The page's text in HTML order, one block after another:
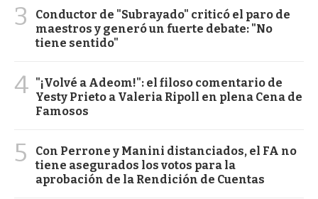
3
Conductor de "Subrayado" criticó el paro de
maestros y generó un fuerte debate: "No
tiene sentido"
4 "¡Volvé a Adeom!": el filoso comentario de
Yesty Prieto a Valeria Ripoll en plena Cena de
Famosos
5
Con Perrone y Manini distanciados, el FA no
tiene asegurados los votos para la
aprobación de la Rendición de Cuentas